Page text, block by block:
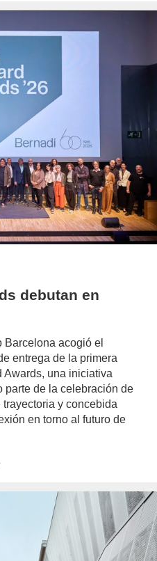
debutan en
acogió el
entrega de la primera
Awards, una iniciativa
parte de la celebración de
y concebida
en torno al futuro de
author/marcelo-